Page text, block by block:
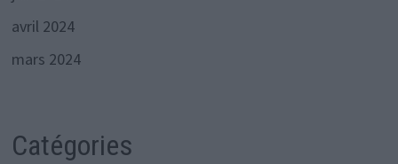
avril 2024
mars 2024
Catégories